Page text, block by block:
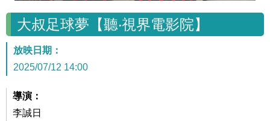
大叔足球夢【聽‧視界電影院】
放映日期：
2025/07/12 14:00
導演：
李誠日